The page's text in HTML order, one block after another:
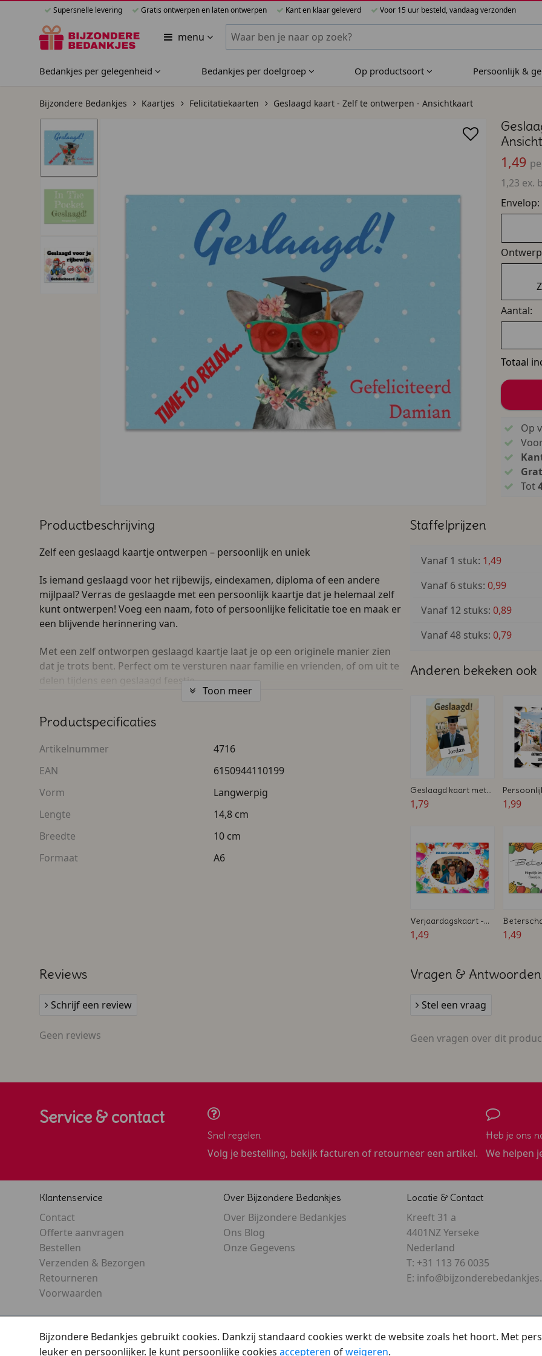
Supersnelle levering Gratis ontwerpen en laten ontwerpen Kant en klaar geleverd Voor 15 uur besteld, vandaag verzonden
menu Zoeken binnen Bijzondere Bedankjes
Bedankjes per gelegenheid Bedankjes per doelgroep Op productsoort Persoonlijk &
Bijzondere Bedankjes Kaartjes Felicitatiekaarten Geslaagd kaart - Zelf te ontwerpen - Ansichtkaart
1,49
1,23 ex.
Envelop:
Aantal:
Totaal
Op
Tot
Productbeschrijving
Zelf een geslaagd kaartje ontwerpen – persoonlijk en uniek
Is iemand geslaagd voor het rijbewijs, eindexamen, diploma of een andere
mijlpaal? Verras de geslaagde met een persoonlijk kaartje dat je helemaal zelf
kunt ontwerpen! Voeg een naam, foto of persoonlijke felicitatie toe en maak er
een blijvende herinnering van.
Met een zelf ontworpen geslaagd kaartje laat je op een originele manier zien
dat je trots bent. Perfect om te versturen naar familie en vrienden, of om uit te
delen tijdens een geslaagd feestje.
Geschikt voor alle gelegenheden: rijbewijs, school, diploma, studie of cursus
Origineel en feestelijk ontwerp dat je helemaal eigen maakt
Leuk om mee te geven bij een cadeau of bos bloemen
Altijd een uniek en persoonlijk kaartje
kaartje!
Toon meer
Productspecificaties
Artikelnummer
4716
EAN
6150944110199
Vorm
Langwerpig
Lengte
14,8 cm
Breedte
10 cm
Formaat
A6
Staffelprijzen
Vanaf 1 stuk: 1,49
Vanaf 6 stuks: 0,99
Vanaf 12 stuks: 0,89
Vanaf 48 stuks: 0,79
Anderen bekeken ook
Geslaagd kaart met
foto en naam –
1,79
Kaartje
1,99
Verjaardagskaart -
Zelf te ontwerpen -
1,49
Zelf te
1,49
Reviews
Schrijf een review
Geen reviews
Vragen & Antwoorden
Stel een vraag
Geen vragen over dit
Service & contact
Snel regelen
Volg je bestelling, bekijk facturen of retourneer een artikel.
Heb je ons
We helpen
Klantenservice
Contact
Offerte aanvragen
Bestellen
Verzenden & Bezorgen
Retourneren
Voorwaarden
Over Bijzondere Bedankjes
Over Bijzondere Bedankjes
Ons Blog
Onze Gegevens
Locatie & Contact
Kreeft 31 a
4401NZ Yerseke
Nederland
T: +31 113 76 0035
E:
Bijzondere Bedankjes gebruikt cookies. Dankzij standaard cookies werkt de website zoals het hoort. Met
leuker en persoonlijker. Je kunt persoonlijke cookies accepteren ofweigeren.